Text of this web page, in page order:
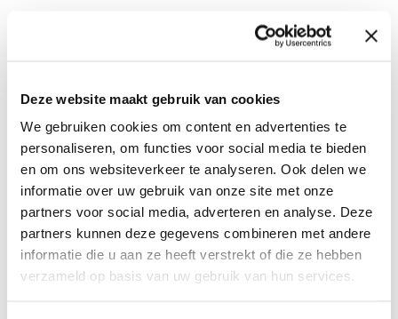
Deze website maakt gebruik van cookies
We gebruiken cookies om content en advertenties te
personaliseren, om functies voor social media te bieden
en om ons websiteverkeer te analyseren. Ook delen we
informatie over uw gebruik van onze site met onze
partners voor social media, adverteren en analyse. Deze
partners kunnen deze gegevens combineren met andere
informatie die u aan ze heeft verstrekt of die ze hebben
verzameld op basis van uw gebruik van hun services.
Bekijk het hele webinar 'late